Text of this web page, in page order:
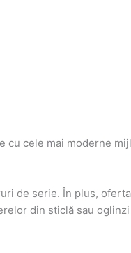
cu cele mai moderne
de serie. În plus,
din sticlă sau